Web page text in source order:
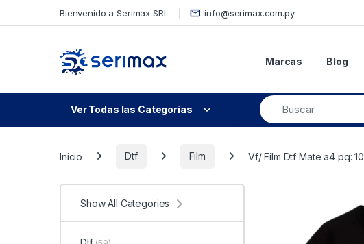
Bienvenido a Serimax SRL info@serimax.com.py
Marcas Blog
Ver Todas las Categorías
Inicio Dtf Film Vf/ Film Dtf Mate a4 pq: 10
Show All Categories